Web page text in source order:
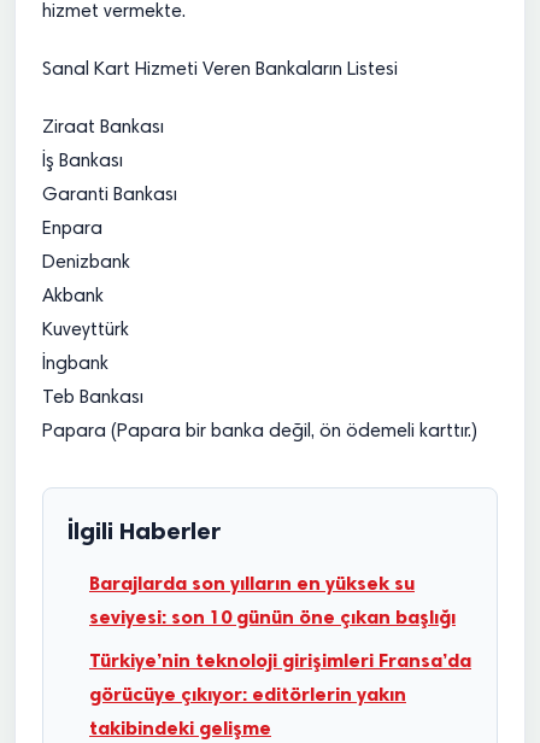
hizmet vermekte.
Sanal Kart Hizmeti Veren Bankaların Listesi
Ziraat Bankası
İş Bankası
Garanti Bankası
Enpara
Denizbank
Akbank
Kuveyttürk
İngbank
Teb Bankası
Papara (Papara bir banka değil, ön ödemeli karttır.)
İlgili Haberler
Barajlarda son yılların en yüksek su
seviyesi: son 10 günün öne çıkan başlığı
Türkiye’nin teknoloji girişimleri Fransa’da
görücüye çıkıyor: editörlerin yakın
takibindeki gelişme